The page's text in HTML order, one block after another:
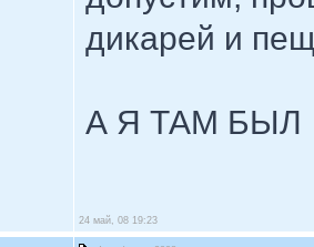
дикарей и
А Я ТАМ БЫЛ
24 май, 08 19:23